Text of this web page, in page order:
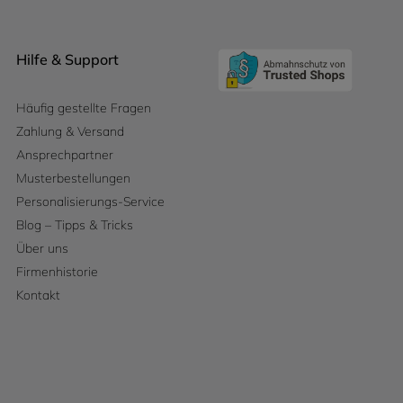
Hilfe & Support
Häufig gestellte Fragen
Zahlung & Versand
Ansprechpartner
Musterbestellungen
Personalisierungs-Service
Blog – Tipps & Tricks
Über uns
Firmenhistorie
Kontakt